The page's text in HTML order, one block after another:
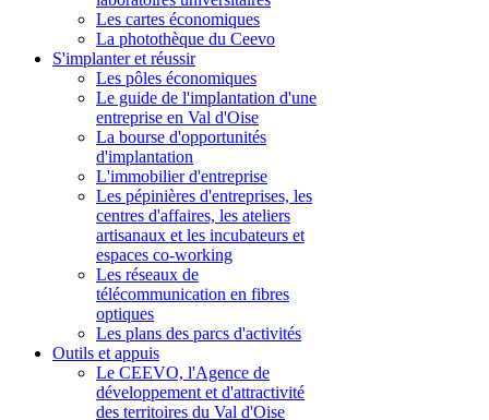
Les cartes économiques
La photothèque du Ceevo
S'implanter et réussir
Les pôles économiques
Le guide de l'implantation d'une
entreprise en Val d'Oise
La bourse d'opportunités
d'implantation
L'immobilier d'entreprise
Les pépinières d'entreprises, les
centres d'affaires, les ateliers
artisanaux et les incubateurs et
espaces co-working
Les réseaux de
télécommunication en fibres
optiques
Les plans des parcs d'activités
Outils et appuis
Le CEEVO, l'Agence de
développement et d'attractivité
des territoires du Val d'Oise